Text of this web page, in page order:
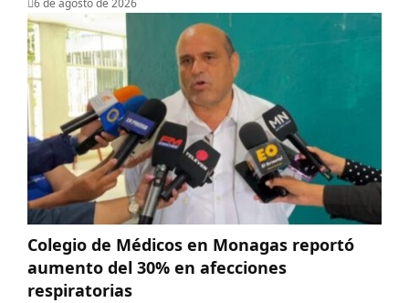
Colegio de Médicos en Monagas reportó
aumento del 30% en afecciones
respiratorias